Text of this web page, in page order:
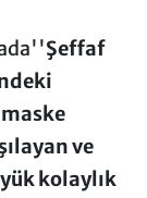
Şeffaf
ve
kolaylık